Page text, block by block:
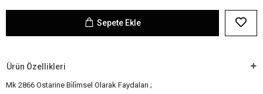
Sepete Ekle
Ürün Özellikleri
Mk 2866 Ostarine Bi̇li̇msel Olarak Faydaları ;